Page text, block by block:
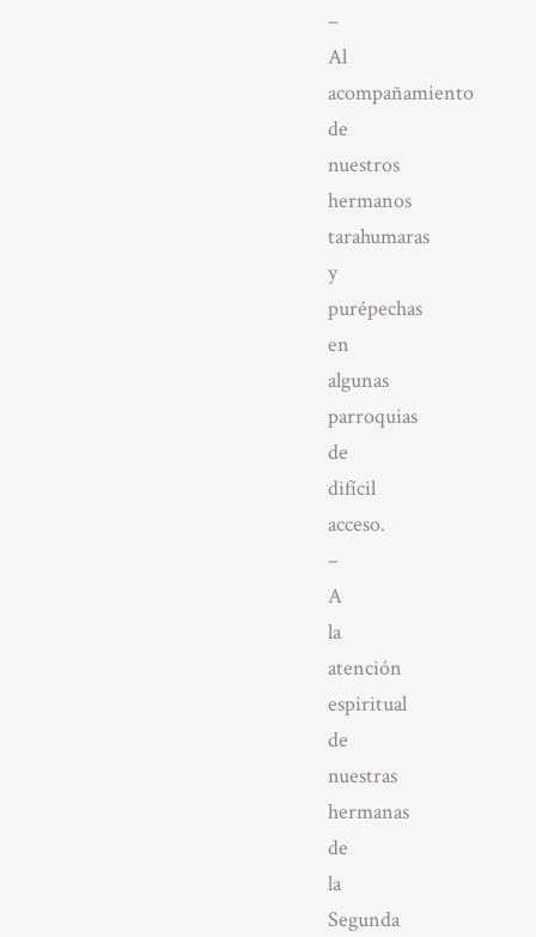
–
Al
acompañamiento
de
nuestros
hermanos
tarahumaras
y
purépechas
en
algunas
parroquias
de
difícil
acceso.
–
A
la
atención
espiritual
de
nuestras
hermanas
de
la
Segunda